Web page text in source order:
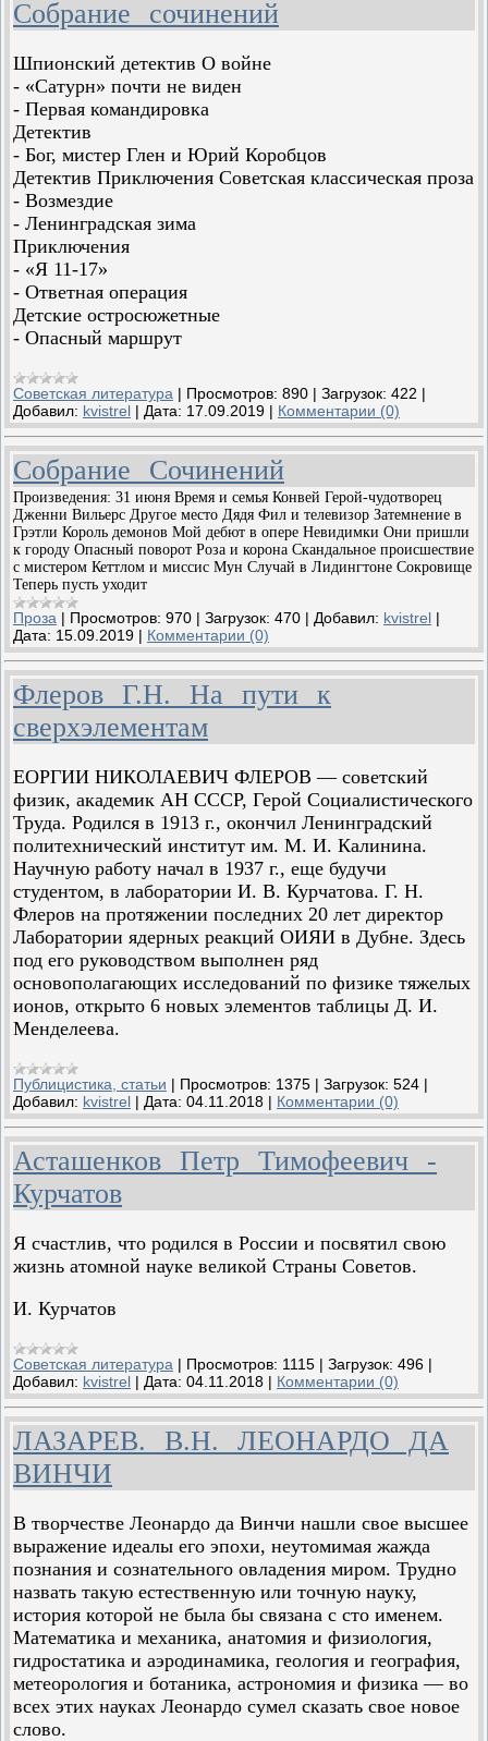
Собрание сочинений
Шпионский детектив О войне
- «Сатурн» почти не виден
- Первая командировка
Детектив
- Бог, мистер Глен и Юрий Коробцов
Детектив Приключения Советская классическая проза
- Возмездие
- Ленинградская зима
Приключения
- «Я 11-17»
- Ответная операция
Детские остросюжетные
- Опасный маршрут
Советская литература | Просмотров: 890 | Загрузок: 422 |
Добавил: kvistrel | Дата: 17.09.2019 | Комментарии (0)
Собрание Сочинений
Произведения: 31 июня Время и семья Конвей Герой-чудотворец
Дженни Вильерс Другое место Дядя Фил и телевизор Затемнение в
Грэтли Король демонов Мой дебют в опере Невидимки Они пришли
к городу Опасный поворот Роза и корона Скандальное происшествие
с мистером Кеттлом и миссис Мун Случай в Лидингтоне Сокровище
Теперь пусть уходит
Проза | Просмотров: 970 | Загрузок: 470 | Добавил: kvistrel |
Дата: 15.09.2019 | Комментарии (0)
Флеров Г.Н. На пути к
сверхэлементам
ЕОРГИИ НИКОЛАЕВИЧ ФЛЕРОВ — советский
физик, академик АН СССР, Герой Социалистического
Труда. Родился в 1913 г., окончил Ленинградский
политехнический институт им. М. И. Калинина.
Научную работу начал в 1937 г., еще будучи
студентом, в лаборатории И. В. Курчатова. Г. Н.
Флеров на протяжении последних 20 лет директор
Лаборатории ядерных реакций ОИЯИ в Дубне. Здесь
под его руководством выполнен ряд
основополагающих исследований по физике тяжелых
ионов, открыто 6 новых элементов таблицы Д. И.
Менделеева.
Публицистика, статьи | Просмотров: 1375 | Загрузок: 524 |
Добавил: kvistrel | Дата: 04.11.2018 | Комментарии (0)
Асташенков Петр Тимофеевич -
Курчатов
Я счастлив, что родился в России и посвятил свою
жизнь атомной науке великой Страны Советов.
И. Курчатов
Советская литература | Просмотров: 1115 | Загрузок: 496 |
Добавил: kvistrel | Дата: 04.11.2018 | Комментарии (0)
ЛАЗАРЕВ. В.Н. ЛЕОНАРДО ДА
ВИНЧИ
В творчестве Леонардо да Винчи нашли свое высшее
выражение идеалы его эпохи, неутомимая жажда
познания и сознательного овладения миром. Трудно
назвать такую естественную или точную науку,
история которой не была бы связана с сто именем.
Математика и механика, анатомия и физиология,
гидростатика и аэродинамика, геология и география,
метеорология и ботаника, астрономия и физика — во
всех этих науках Леонардо сумел сказать свое новое
слово.